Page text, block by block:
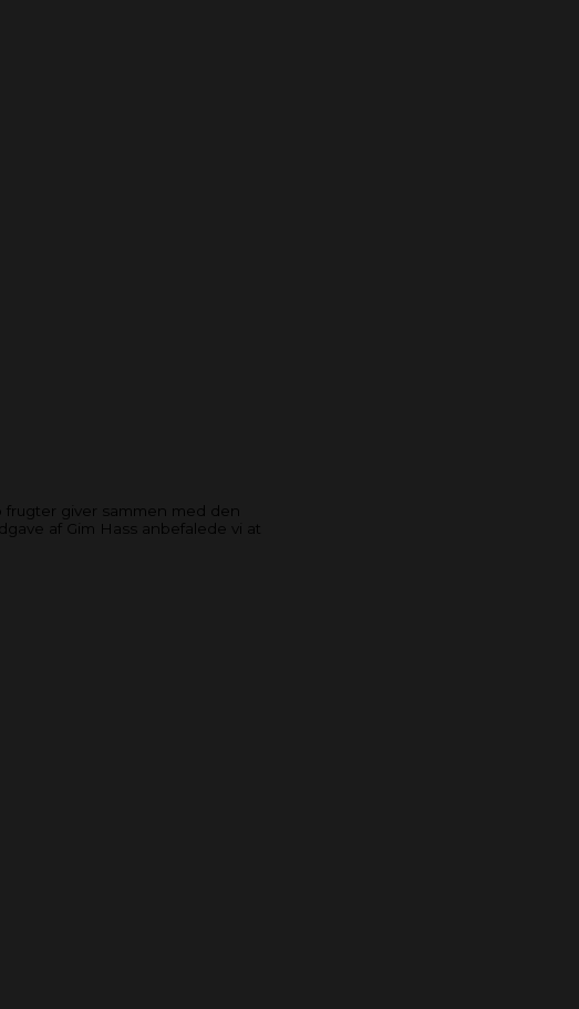
giver sammen med den
af Gim Hass anbefalede vi at